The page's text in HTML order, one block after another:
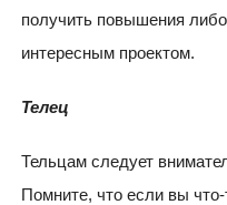
получить повышения
интересным проектом.
Телец
Тельцам следует
Помните, что если вы